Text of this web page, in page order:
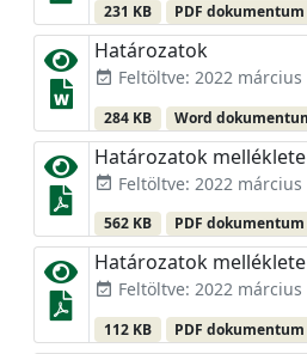
231 KB PDF dokumentum
Határozatok
event_available Feltöltve: 2022 március
284 KB Word
Határozatok melléklete
event_available Feltöltve: 2022 március
562 KB PDF dokumentum
Határozatok melléklete
event_available Feltöltve: 2022 március
112 KB PDF dokumentum